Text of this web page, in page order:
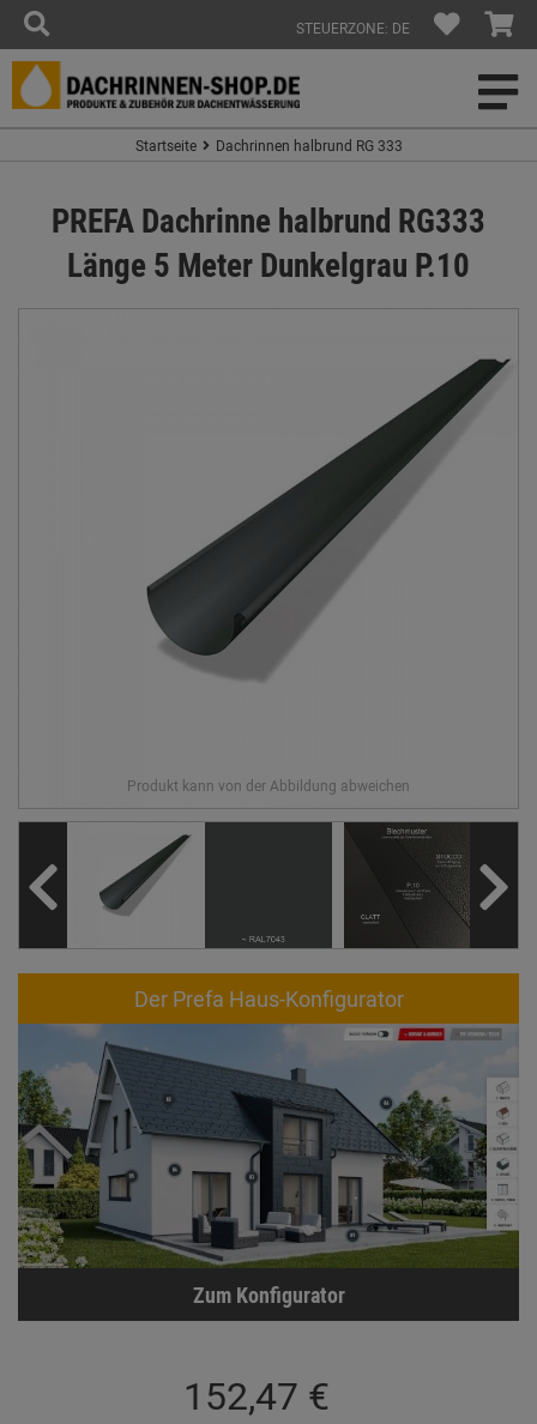
STEUERZONE: DE
Startseite Dachrinnen halbrund RG 333
PREFA Dachrinne halbrund RG333
Länge 5 Meter Dunkelgrau P.10
Der Prefa Haus-Konfigurator
Zum Konfigurator
152,47 €